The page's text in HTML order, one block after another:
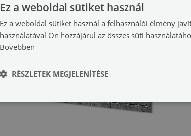
Ez a weboldal sütiket használ
Ez a weboldal sütiket használ a felhasználói élmény
használatával Ön hozzájárul az összes süti
Bővebben
RÉSZLETEK MEGJELENÍTÉSE